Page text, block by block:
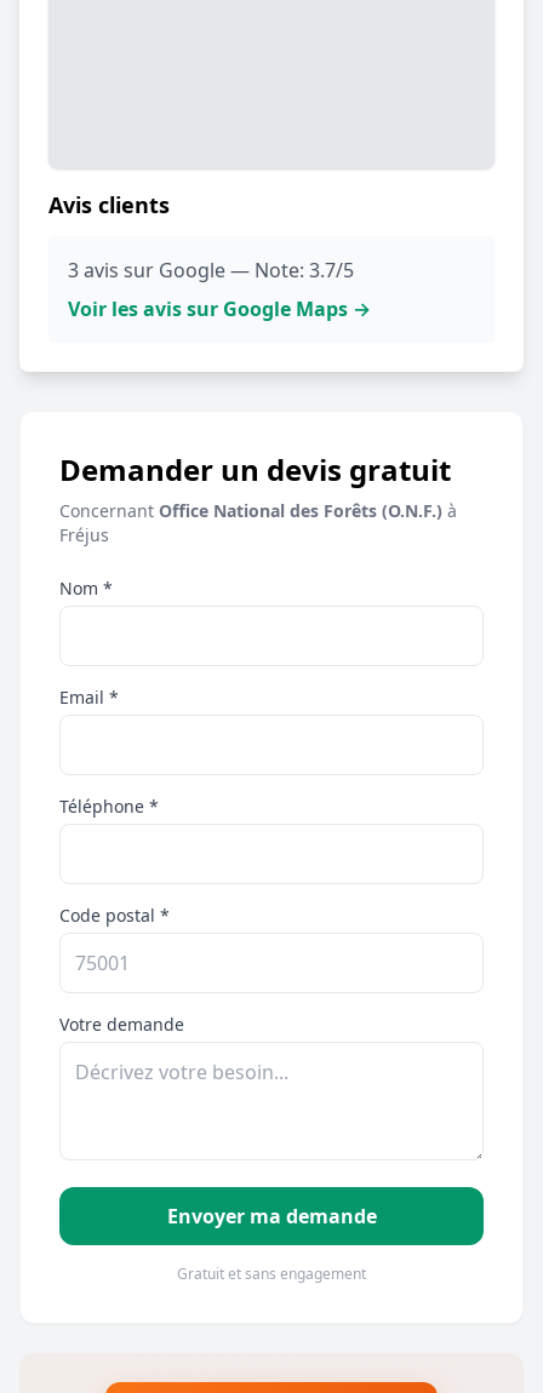
Avis clients
3 avis sur Google — Note: 3.7/5
Voir les avis sur Google Maps →
Demander un devis gratuit
Concernant Office National des Forêts (O.N.F.) à
Fréjus
Nom *
Email *
Téléphone *
Code postal *
Votre demande
Envoyer ma demande
Gratuit et sans engagement